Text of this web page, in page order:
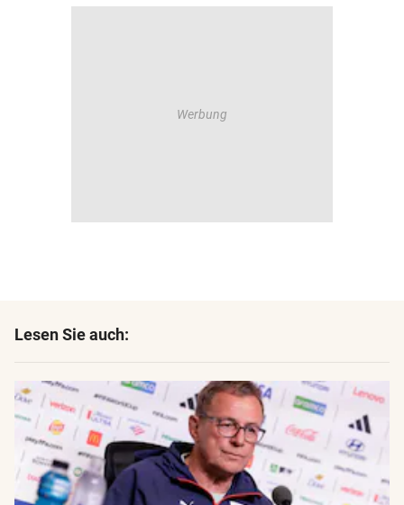
Lesen Sie auch: